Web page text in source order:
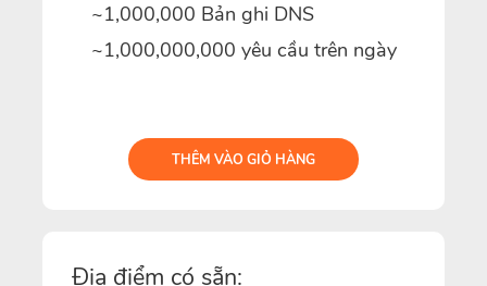
~1,000,000 Bản ghi DNS
~1,000,000,000 yêu cầu trên ngày
THÊM VÀO GIỎ HÀNG
Địa điểm có sẵn: